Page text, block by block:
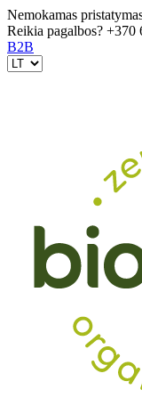
Nemokamas
Reikia pagalbos? +370
B2B